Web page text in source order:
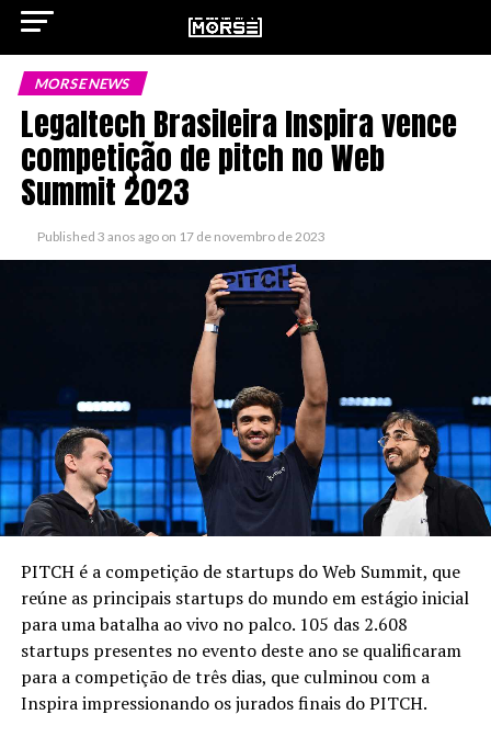
MORSE NEWS
Legaltech Brasileira Inspira vence
competição de pitch no Web
Summit 2023
Published 3 anos ago on 17 de novembro de 2023
PITCH é a competição de startups do Web Summit, que
reúne as principais startups do mundo em estágio inicial
para uma batalha ao vivo no palco. 105 das 2.608
startups presentes no evento deste ano se qualificaram
para a competição de três dias, que culminou com a
Inspira impressionando os jurados finais do PITCH.